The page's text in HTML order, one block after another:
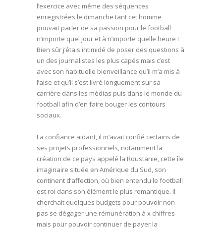
l’exercice avec même des séquences
enregistrées le dimanche tant cet homme
pouvait parler de sa passion pour le football
n’importe quel jour et à n’importe quelle heure !
Bien sûr j’étais intimidé de poser des questions à
un des journalistes les plus capés mais c’est
avec son habituelle bienveillance qu’il m’a mis à
l’aise et qu’il s’est livré longuement sur sa
carrière dans les médias puis dans le monde du
football afin d’en faire bouger les contours
sociaux.
La confiance aidant, il m’avait confié certains de
ses projets professionnels, notamment la
création de ce pays appelé la Roustanie, cette île
imaginaire située en Amérique du Sud, son
continent d’affection, où bien entendu le football
est roi dans son élément le plus romantique. Il
cherchait quelques budgets pour pouvoir non
pas se dégager une rémunération à x chiffres
mais pour pouvoir continuer de payer la